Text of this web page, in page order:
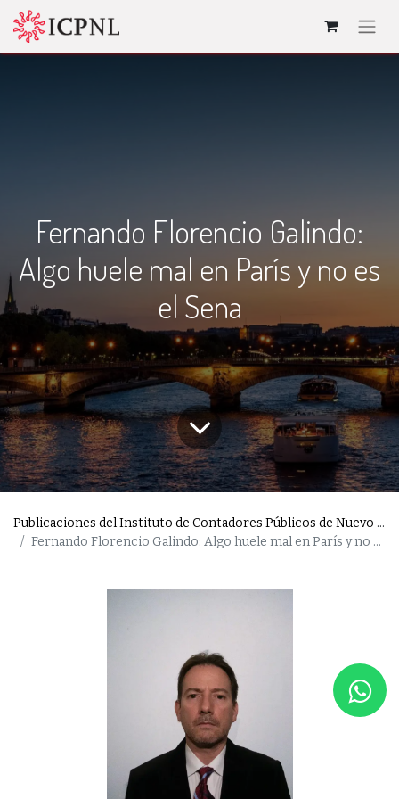
Fernando Florencio Galindo:
Algo huele mal en París y no es
el Sena
Publicaciones del Instituto de Contadores Públicos de Nuevo León
Fernando Florencio Galindo: Algo huele mal en París y no es el Sena